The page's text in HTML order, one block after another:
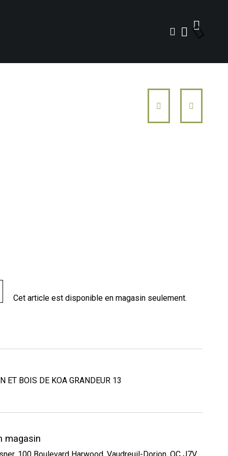
Cet article est disponible en magasin seulement.
ET BOIS DE KOA GRANDEUR 13
magasin
100 Boulevard Harwood, Vaudreuil-Dorion, QC J7V